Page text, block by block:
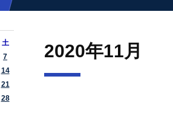
2020年11月
土
7
14
21
28